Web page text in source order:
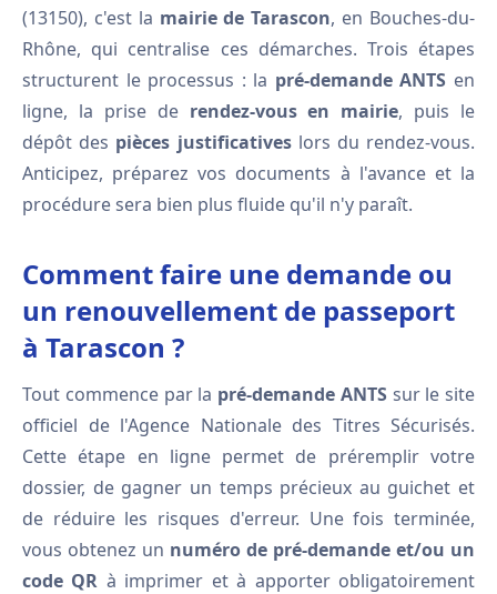
(13150), c'est la mairie de Tarascon, en Bouches-du-
Rhône, qui centralise ces démarches. Trois étapes
structurent le processus : la pré-demande ANTS en
ligne, la prise de rendez-vous en mairie, puis le
dépôt des pièces justificativeslors du rendez-vous.
Anticipez, préparez vos documents à l'avance et la
procédure sera bien plus fluide qu'il n'y paraît.
Comment faire une demande ou
un renouvellement de passeport
à Tarascon ?
Tout commence par la pré-demande ANTSsur le site
officiel de l'Agence Nationale des Titres Sécurisés.
Cette étape en ligne permet de préremplir votre
dossier, de gagner un temps précieux au guichet et
de réduire les risques d'erreur. Une fois terminée,
vous obtenez un numéro de pré-demande et/ou un
code QR à imprimer et à apporter obligatoirement